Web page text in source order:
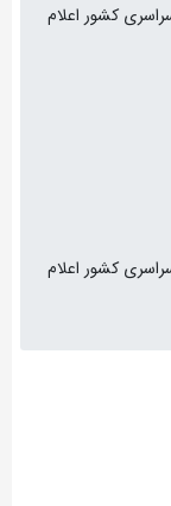
کشور اعلام
کشور اعلام